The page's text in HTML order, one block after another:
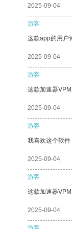
2025-09-04
游客
这款app的用户
2025-09-04
游客
这款加速器
2025-09-04
游客
我喜欢这个软件
2025-09-04
游客
这款加速器
2025-09-04